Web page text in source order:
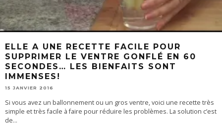
ELLE A UNE RECETTE FACILE POUR
SUPPRIMER LE VENTRE GONFLÉ EN 60
SECONDES… LES BIENFAITS SONT
IMMENSES!
15 JANVIER 2016
Si vous avez un ballonnement ou un gros ventre, voici une recette très
simple et très facile à faire pour réduire les problèmes. La solution c’est
de...